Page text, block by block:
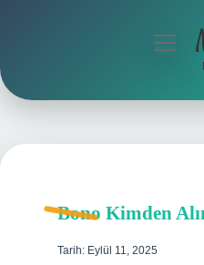
Hakkımızda
Bono Kimden
Tarih: Eylül 11, 2025